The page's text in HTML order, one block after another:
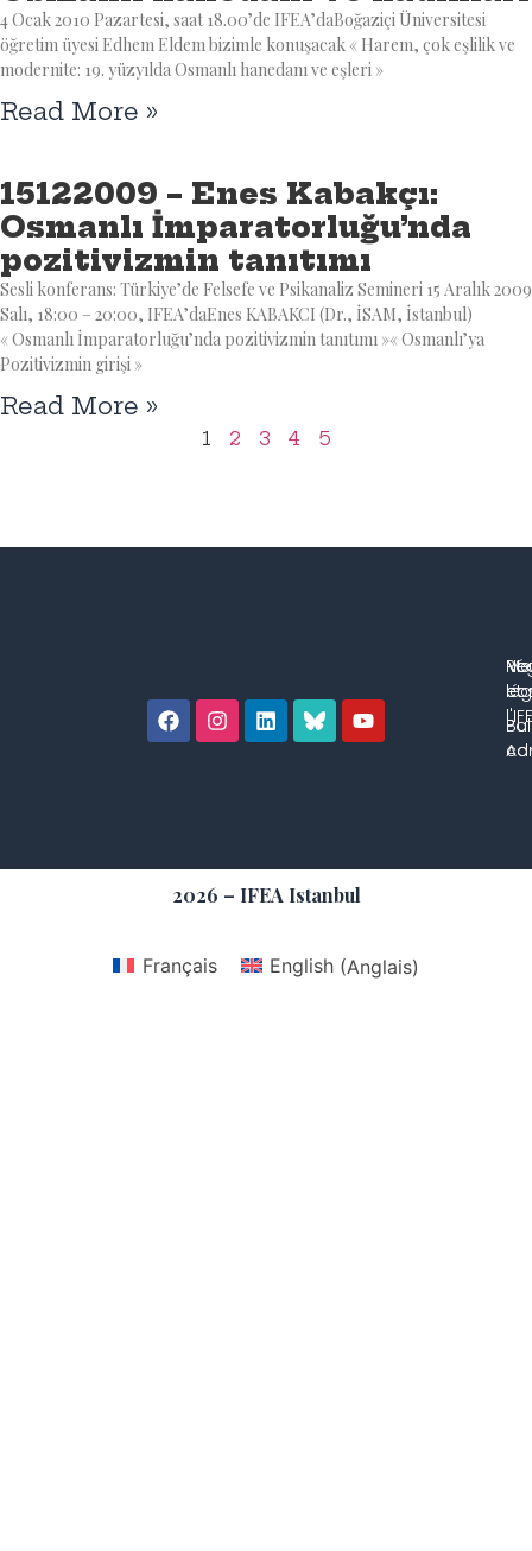
4 Ocak 2010 Pazartesi, saat 18.00’de IFEA’daBoğaziçi Üniversitesi
öğretim üyesi Edhem Eldem bizimle konuşacak « Harem, çok eşlilik ve
modernite: 19. yüzyılda Osmanlı hanedanı ve eşleri »
Read More »
15122009 – Enes Kabakçı:
Osmanlı İmparatorluğu’nda
pozitivizmin tanıtımı
Sesli konferans: Türkiye’de Felsefe ve Psikanaliz Semineri 15 Aralık 2009
Salı, 18:00 – 20:00, IFEA’daEnes KABAKCI (Dr., İSAM, İstanbul)
« Osmanlı İmparatorluğu’nda pozitivizmin tanıtımı »« Osmanlı’ya
Pozitivizmin girişi »
Read More »
1 2 3 4 5
et
2026 – IFEA Istanbul
Français English(Anglais)